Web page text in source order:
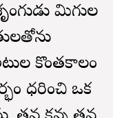
మిగుల
కొంతకాలం
ధరించి ఒక